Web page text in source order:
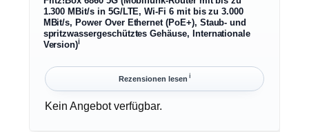
1.300 MBit/s in 5G/LTE, Wi-Fi 6 mit bis zu 3.000
MBit/s, Power Over Ethernet (PoE+), Staub- und
spritzwassergeschütztes Gehäuse, Internationale
Version)ℹ︎
Rezensionen lesen ℹ︎
Kein Angebot verfügbar.